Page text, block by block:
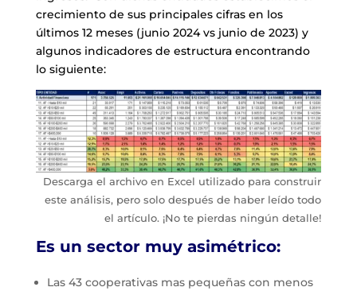
crecimiento de sus principales cifras en los
últimos 12 meses (junio 2024 vs junio de 2023) y
algunos indicadores de estructura encontrando
lo siguiente:
Descarga el archivo en Excel utilizado para construir
este análisis, pero solo después de haber leído todo
el artículo. ¡No te pierdas ningún detalle!
Es un sector muy asimétrico:
Las 43 cooperativas mas pequeñas con menos